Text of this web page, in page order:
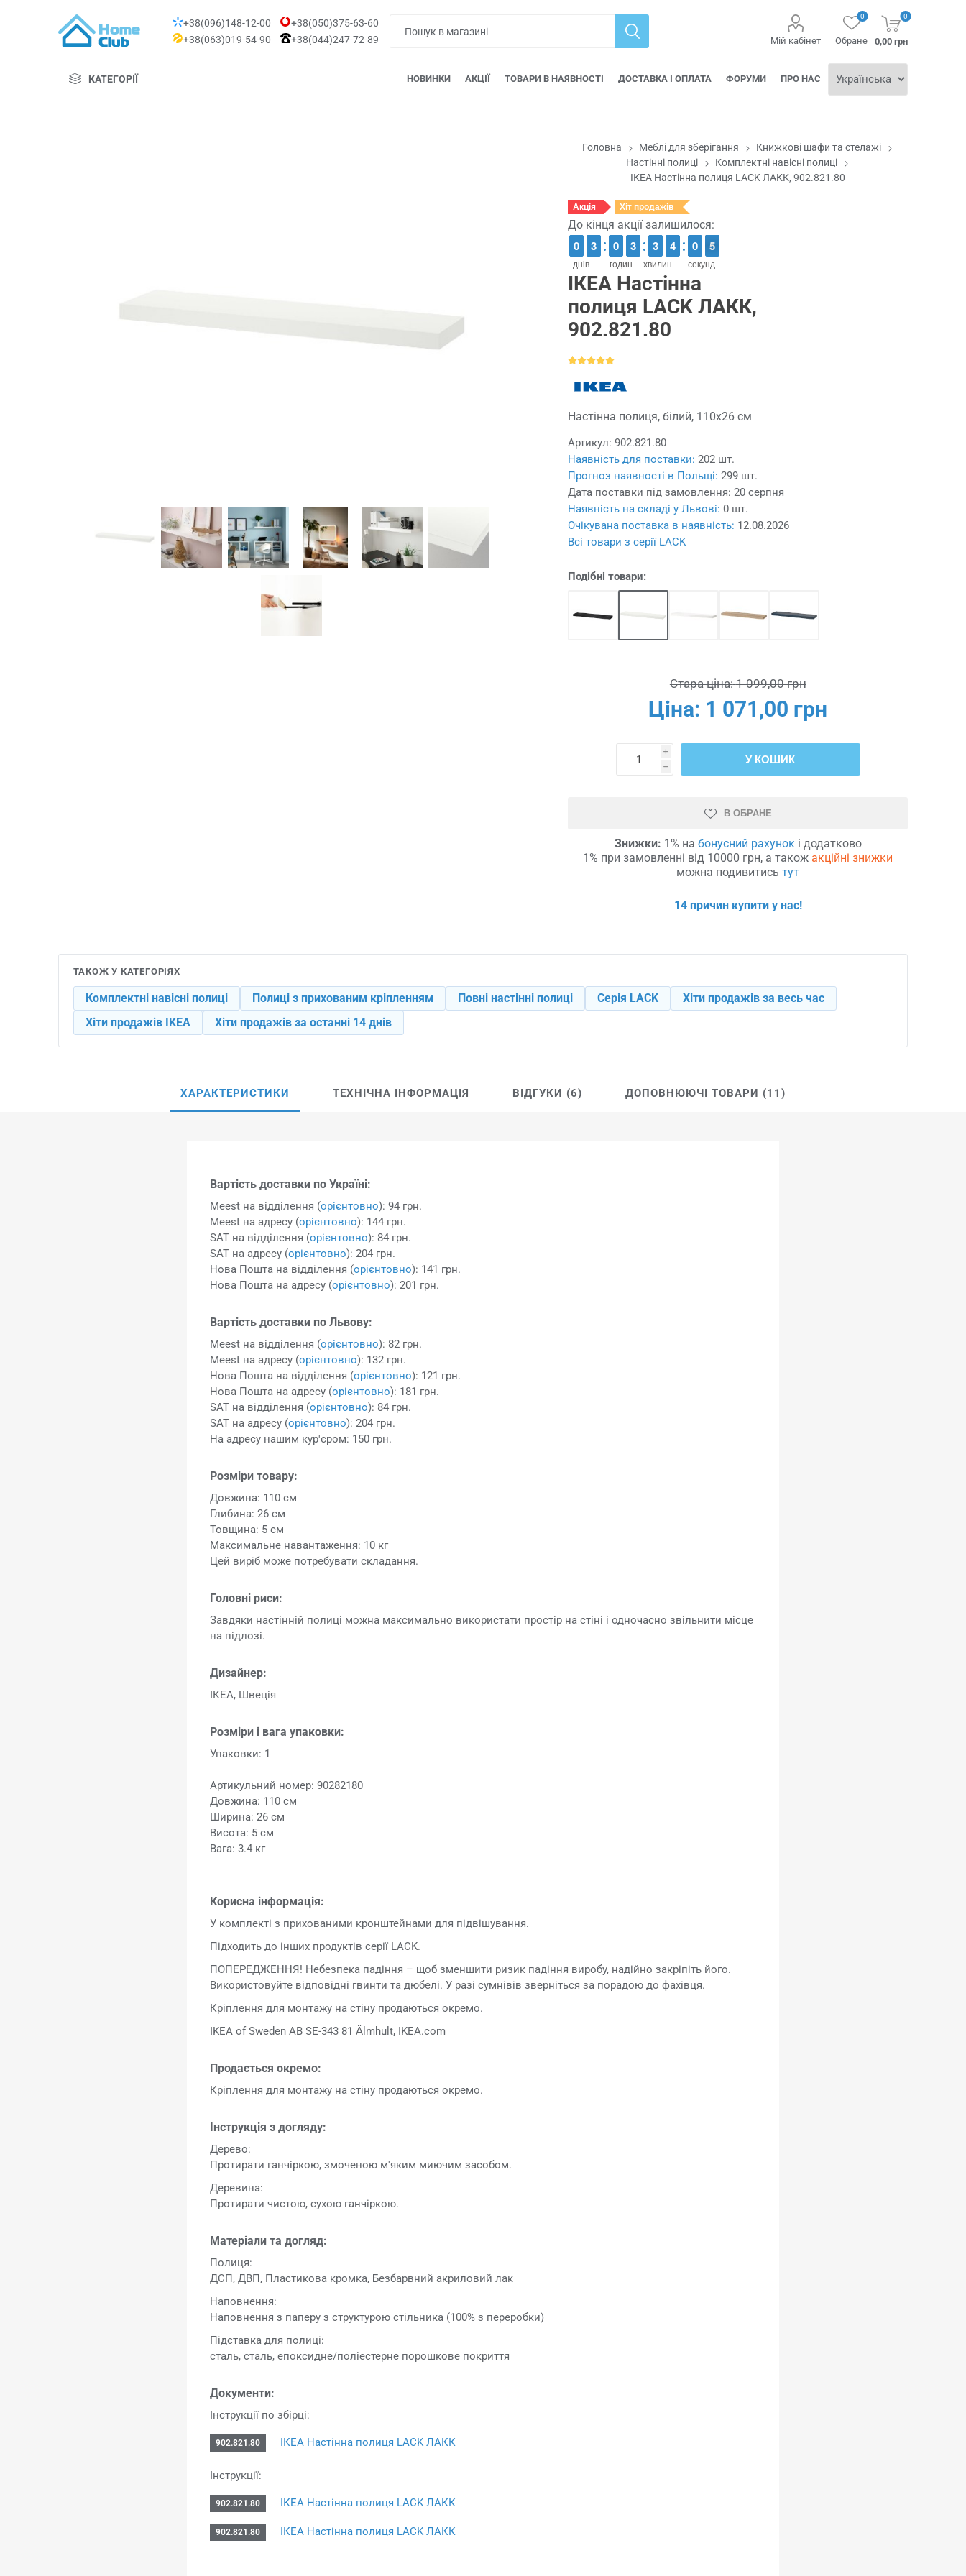
+38(096)148-12-00
+38(050)375-63-60
+38(063)019-54-90
+38(044)247-72-89 Мій кабінет Обране
0 0
0,00 грн
КАТЕГОРІЇ НОВИНКИ АКЦІЇ ТОВАРИ В НАЯВНОСТІ ДОСТАВКА І ОПЛАТА ФОРУМИ ПРО НАС
Головна Меблі для зберігання
Книжкові шафи та стелажі
Настінні полиці
Комплектні навісні полиці
ІКЕА Настінна полиця LACK ЛАКК, 902.821.80
Акція Хіт продажів
До кінця акції залишилося:
днів
9
9
0
0 2
2
3
3
годин
9
9
0
0 2
2
3
3
хвилин
2
2
3
3 3
3
4
4
секунд
1
0
0 4
4
3
ІКЕА Настінна
полиця LACK ЛАКК,
902.821.80
Настінна полиця, білий, 110x26 см
Артикул: 902.821.80
Наявність для поставки: 202 шт.
Прогноз наявності в Польщі: 299 шт.
Дата поставки під замовлення: 20 серпня
Наявність на складі у Львові: 0 шт.
Очікувана поставка в наявність: 12.08.2026
Всі товари з серії LACK
Подібні товари:
Стара ціна: 1 099,00 грн
Ціна: 1 071,00 грн
i
h
У КОШИК
В ОБРАНЕ
Знижки: 1% на бонусний рахунок і додатково
1% при замовленні від 10000 грн, а такожакційні знижки
можна подивитисьтут
14 причин купити у нас!
ТАКОЖ У КАТЕГОРІЯХ
Комплектні навісні полиці Полиці з прихованим кріпленням Повні настінні полиці Серія LACK
Хіти продажів за весь час
Хіти продажів IKEA
Хіти продажів за останні 14 днів
ХАРАКТЕРИСТИКИ ТЕХНІЧНА ІНФОРМАЦІЯ ВІДГУКИ (6) ДОПОВНЮЮЧІ ТОВАРИ (11)
Вартість доставки по Україні:
Meest на відділення (орієнтовно): 94 грн.
Meest на адресу (орієнтовно): 144 грн.
SAT на відділення (орієнтовно): 84 грн.
SAT на адресу (орієнтовно): 204 грн.
Нова Пошта на відділення (орієнтовно): 141 грн.
Нова Пошта на адресу (орієнтовно): 201 грн.
Вартість доставки по Львову:
Meest на відділення (орієнтовно): 82 грн.
Meest на адресу (орієнтовно): 132 грн.
Нова Пошта на відділення (орієнтовно): 121 грн.
Нова Пошта на адресу (орієнтовно): 181 грн.
SAT на відділення (орієнтовно): 84 грн.
SAT на адресу (орієнтовно): 204 грн.
На адресу нашим кур'єром: 150 грн.
Розміри товару:
Довжина: 110 см
Глибина: 26 см
Товщина: 5 см
Максимальне навантаження: 10 кг
Цей виріб може потребувати складання.
Головні риси:
Завдяки настінній полиці можна максимально використати простір на стіні і одночасно звільнити місце
на підлозі.
Дизайнер:
ІКЕА, Швеція
Розміри і вага упаковки:
Упаковки: 1
Артикульний номер: 90282180
Довжина: 110 см
Ширина: 26 см
Висота: 5 см
Вага: 3.4 кг
Корисна інформація:
У комплекті з прихованими кронштейнами для підвішування.
Підходить до інших продуктів серії LACK.
ПОПЕРЕДЖЕННЯ! Небезпека падіння – щоб зменшити ризик падіння виробу, надійно закріпіть його.
Використовуйте відповідні гвинти та дюбелі. У разі сумнівів зверніться за порадою до фахівця.
Кріплення для монтажу на стіну продаються окремо.
IKEA of Sweden AB SE-343 81 Älmhult, IKEA.com
Продається окремо:
Кріплення для монтажу на стіну продаються окремо.
Інструкція з догляду:
Дерево:
Протирати ганчіркою, змоченою м'яким миючим засобом.
Деревина:
Протирати чистою, сухою ганчіркою.
Матеріали та догляд:
Полиця:
ДСП, ДВП, Пластикова кромка, Безбарвний акриловий лак
Наповнення:
Наповнення з паперу з структурою стільника (100% з переробки)
Підставка для полиці:
сталь, сталь, епоксидне/поліестерне порошкове покриття
Документи:
Інструкції по збірці:
902.821.80 ІКЕА Настінна полиця LACK ЛАКК
Інструкції:
902.821.80 ІКЕА Настінна полиця LACK ЛАКК
902.821.80 ІКЕА Настінна полиця LACK ЛАКК